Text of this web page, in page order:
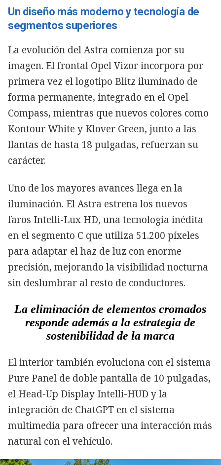
Un diseño más moderno y tecnología de
segmentos superiores
La evolución del Astra comienza por su
imagen. El frontal Opel Vizor incorpora por
primera vez el logotipo Blitz iluminado de
forma permanente, integrado en el Opel
Compass, mientras que nuevos colores como
Kontour White y Klover Green, junto a las
llantas de hasta 18 pulgadas, refuerzan su
carácter.
Uno de los mayores avances llega en la
iluminación. El Astra estrena los nuevos
faros Intelli-Lux HD, una tecnología inédita
en el segmento C que utiliza 51.200 píxeles
para adaptar el haz de luz con enorme
precisión, mejorando la visibilidad nocturna
sin deslumbrar al resto de conductores.
La eliminación de elementos cromados
responde además a la estrategia de
sostenibilidad de la marca
El interior también evoluciona con el sistema
Pure Panel de doble pantalla de 10 pulgadas,
el Head-Up Display Intelli-HUD y la
integración de ChatGPT en el sistema
multimedia para ofrecer una interacción más
natural con el vehículo.